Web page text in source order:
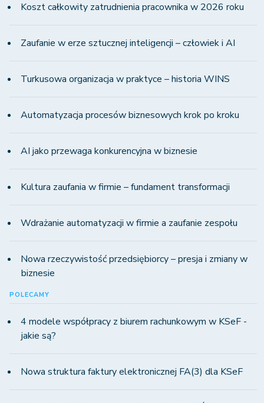
Koszt całkowity zatrudnienia pracownika w 2026 roku
Zaufanie w erze sztucznej inteligencji – człowiek i AI
Turkusowa organizacja w praktyce – historia WINS
Automatyzacja procesów biznesowych krok po kroku
AI jako przewaga konkurencyjna w biznesie
Kultura zaufania w firmie – fundament transformacji
Wdrażanie automatyzacji w firmie a zaufanie zespołu
Nowa rzeczywistość przedsiębiorcy – presja i zmiany w
biznesie
POLECAMY
4 modele współpracy z biurem rachunkowym w KSeF -
jakie są?
Nowa struktura faktury elektronicznej FA(3) dla KSeF